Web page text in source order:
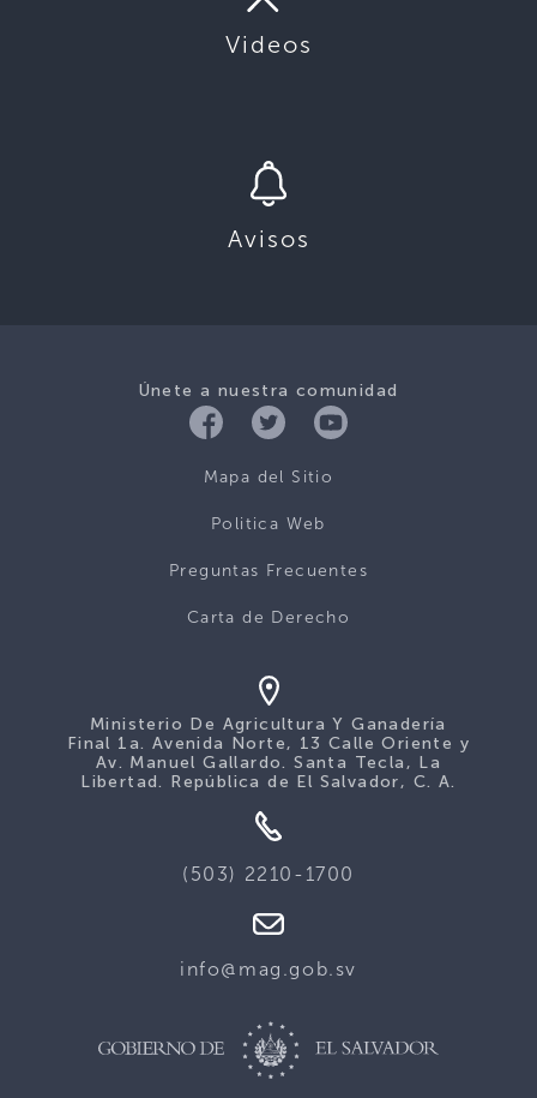
Videos
Avisos
Únete a nuestra comunidad
Mapa del Sitio
Politica Web
Preguntas Frecuentes
Carta de Derecho
Ministerio De Agricultura Y Ganadería
Final 1a. Avenida Norte, 13 Calle Oriente y
Av. Manuel Gallardo. Santa Tecla, La
Libertad. República de El Salvador, C. A.
(503) 2210-1700
info@mag.gob.sv